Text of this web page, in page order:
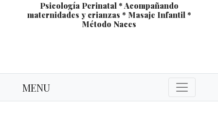
Psicología Perinatal * Acompañando
maternidades y crianzas * Masaje Infantil *
Método Naces
MENU